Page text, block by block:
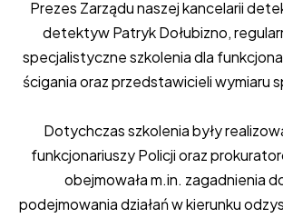
Prezes Zarządu naszej kancelarii
detektyw Patryk Dołubizno,
specjalistyczne szkolenia dla
ścigania oraz przedstawicieli wymiaru
Dotychczas szkolenia były
funkcjonariuszy Policji oraz
obejmowała m.in. zagadnienia
podejmowania działań w kierunku